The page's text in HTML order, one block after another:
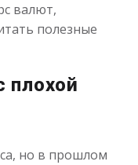
валют,
полезные
плохой
но в прошлом